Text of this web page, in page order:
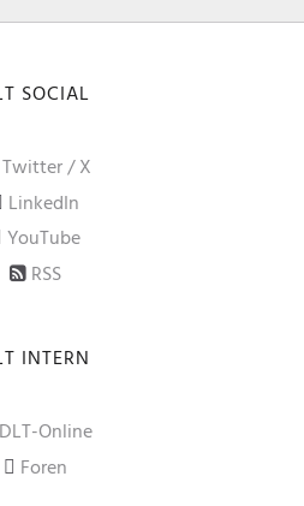
SOCIAL
Twitter / X
LinkedIn
YouTube
RSS
INTERN
DLT-Online
Foren